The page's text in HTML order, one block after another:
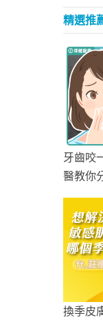
精選推
牙齒咬
醫教你
換季皮